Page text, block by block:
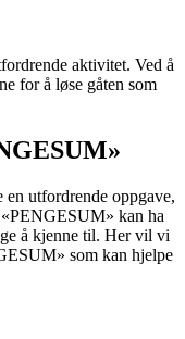
aktivitet. Ved å
for å løse gåten som
utfordrende oppgave,
kan ha
å kjenne til. Her vil vi
som kan hjelpe